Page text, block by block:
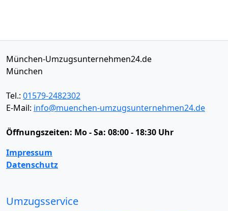
München-Umzugsunternehmen24.de
München
Tel.: 01579-2482302
E-Mail: info@muenchen-umzugsunternehmen24.de
Öffnungszeiten: Mo - Sa: 08:00 - 18:30 Uhr
Impressum
Datenschutz
Umzugsservice